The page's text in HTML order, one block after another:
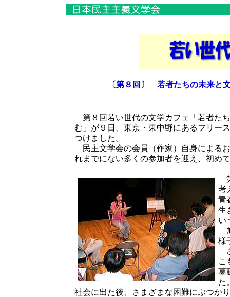
〔第８回〕 若者たちの未来と
第８回若い世代の文学カフェ「若者た
む」が９日、東京・東中野にあるフリー
つけました。
民主文学会の会員（作家）自身による
れまでにない多くの参加者を迎え、初め
考
青
生
い
様
こ
葛
た
社会に出た後、さまざまな困難にぶつか